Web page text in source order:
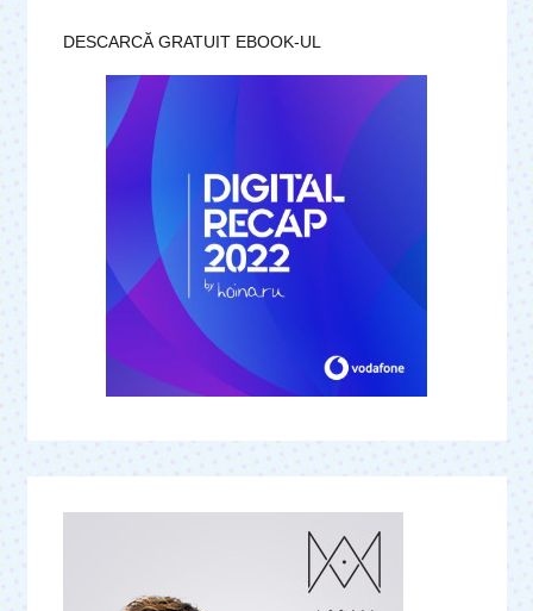
DESCARCĂ GRATUIT EBOOK-UL